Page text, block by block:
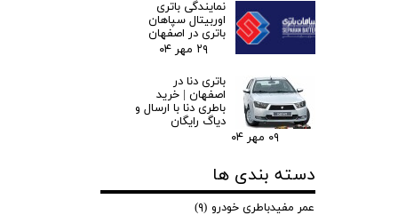
نمایندگی باتری
اوربیتال سپاهان
باتری در اصفهان
۲۹ مهر ۰۴
باتری دنا در
اصفهان | خرید
باطری دنا با ارسال و
دیاگ رایگان
۰۹ مهر ۰۴
دسته بندی ها
عمر مفیدباطری خودرو (۹)